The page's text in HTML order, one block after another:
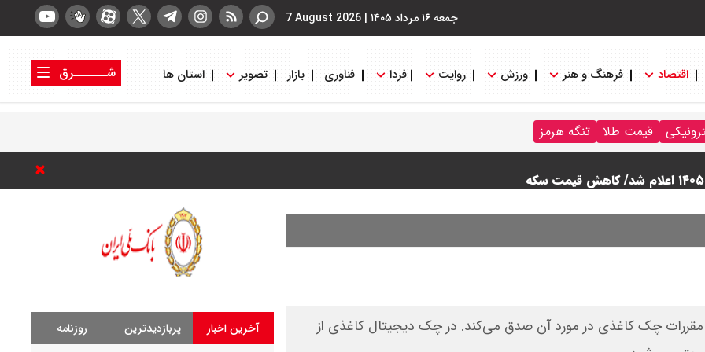
جمعه ۱۶ مرداد ۱۴۰۵ |
7 August 2026
اقتصاد فرهنگ و هنر ورزش روایت فردا فناوری بازار تصویر استان ها
شــــــرق
قیمت طلا
تنگه هرمز
چک کاغذی در مورد آن صدق می‌کند. در چک دیجیتال کاغذی از
آخرین اخبار پربازدیدترین روزنامه